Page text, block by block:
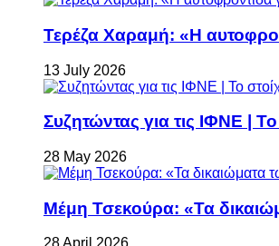
Τερέζα Χαραμή: «Η
13 July 2026
Συζητώντας για τις ΙΦΝΕ |
28 May 2026
Μέμη Τσεκούρα: «Τα